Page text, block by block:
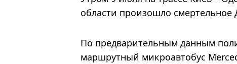
области произошло смертельное
По предварительным данным
маршрутный микроавтобус